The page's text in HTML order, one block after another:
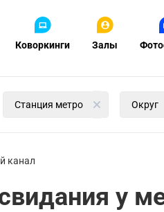
Коворкинги Залы
Станция метро Округ
канал
у